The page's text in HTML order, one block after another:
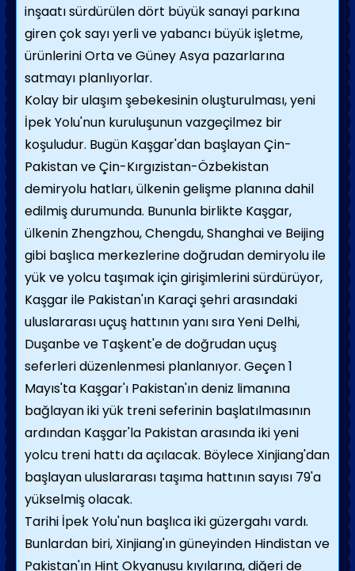
inşaatı sürdürülen dört büyük sanayi parkına
giren çok sayı yerli ve yabancı büyük işletme,
ürünlerini Orta ve Güney Asya pazarlarına
satmayı planlıyorlar.
Kolay bir ulaşım şebekesinin oluşturulması, yeni
İpek Yolu'nun kuruluşunun vazgeçilmez bir
koşuludur. Bugün Kaşgar'dan başlayan Çin-
Pakistan ve Çin-Kırgızistan-Özbekistan
demiryolu hatları, ülkenin gelişme planına dahil
edilmiş durumunda. Bununla birlikte Kaşgar,
ülkenin Zhengzhou, Chengdu, Shanghai ve Beijing
gibi başlıca merkezlerine doğrudan demiryolu ile
yük ve yolcu taşımak için girişimlerini sürdürüyor,
Kaşgar ile Pakistan'ın Karaçi şehri arasındaki
uluslararası uçuş hattının yanı sıra Yeni Delhi,
Duşanbe ve Taşkent'e de doğrudan uçuş
seferleri düzenlenmesi planlanıyor. Geçen 1
Mayıs'ta Kaşgar'ı Pakistan'ın deniz limanına
bağlayan iki yük treni seferinin başlatılmasının
ardından Kaşgar'la Pakistan arasında iki yeni
yolcu treni hattı da açılacak. Böylece Xinjiang'dan
başlayan uluslararası taşıma hattının sayısı 79'a
yükselmiş olacak.
Tarihi İpek Yolu'nun başlıca iki güzergahı vardı.
Bunlardan biri, Xinjiang'ın güneyinden Hindistan ve
Pakistan'ın Hint Okyanusu kıyılarına, diğeri de